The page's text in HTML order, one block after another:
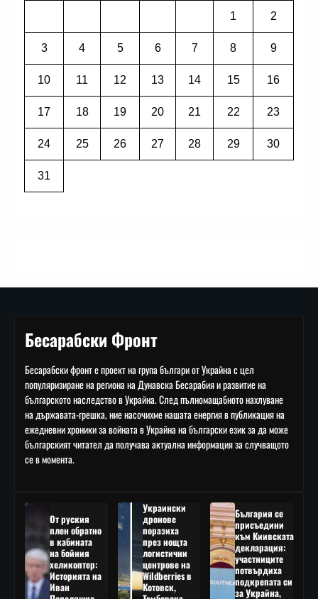
1 2
3 4 5 6 7 8 9
10 11 12 13 14 15 16
17 18 19 20 21 22 23
24 25 26 27 28 29 30
31
Бесарабски Фронт
Бесарабски фронт е проект на група българи от Украйна с цел
популяризиране на региона на Дунавска Бесарабия и развитие на
българското наследство в Украйна. След пълномащабното нахлуване
на държавата-грешка, ние насочихме нашата енергия в публикация на
ежедневни хроники за войната в Украйна на български език за да може
българският читател да получава актуална информация за случващото
се в момента.
От руския
плен обратно
в кабината
на бойния
хеликоптер:
Историята на
Иван
Украински
дронове
поразиха
през нощта
логистични
центрове на
Wildberries в
Котовск,
България се
присъедини
към Киивската
декларация:
участниците
потвърдиха
подкрепата си
за Украйна,